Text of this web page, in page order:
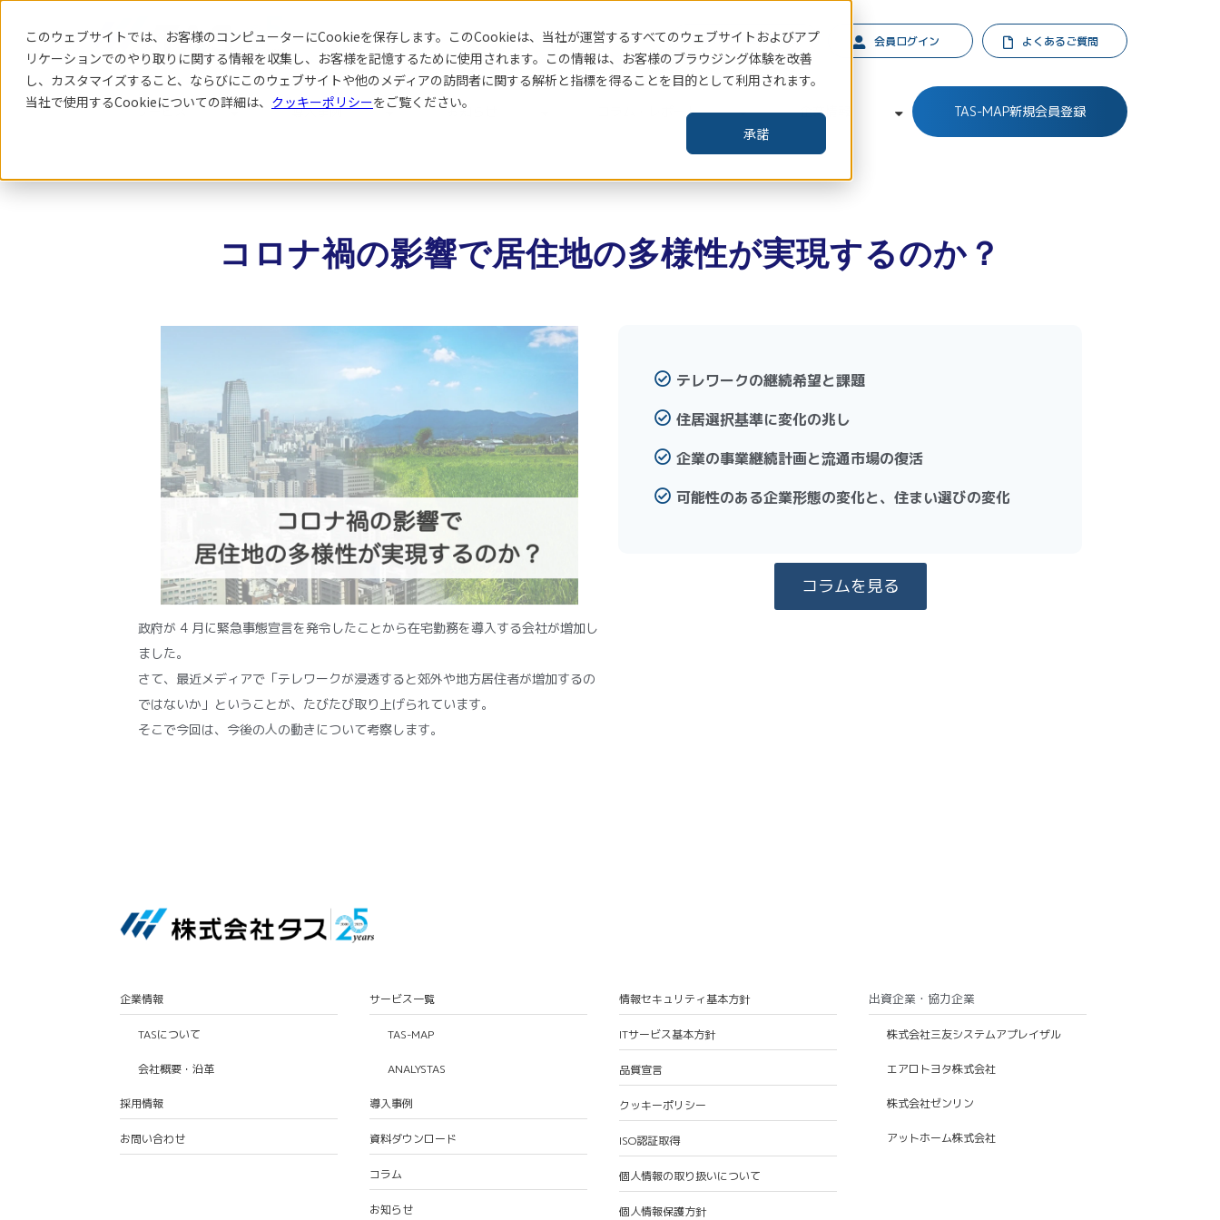
このウェブサイトでは、お客様のコンピューターにCookieを保存します。このCookieは、当社が運営するすべてのウェブサイトおよびアプ
リケーションでのやり取りに関する情報を収集し、お客様を記憶するために使用されます。この情報は、お客様のブラウジング体験を改善
し、カスタマイズすること、ならびにこのウェブサイトや他のメディアの訪問者に関する解析と指標を得ることを目的として利用されます。
当社で使用するCookieについての詳細は、 クッキーポリシーをご覧ください。
承諾
賃貸住宅指標はこちら 会員ログイン よくあるご質問
サービス 導入事例 お知らせ コラム・レポート 企業情報 TAS-MAP新規会員登録
コロナ禍の影響で居住地の多様性が実現するのか？
政府が 4 月に緊急事態宣言を発令したことから在宅勤務を導入する会社が増加し
ました。
さて、最近メディアで「テレワークが浸透すると郊外や地方居住者が増加するの
ではないか」ということが、たびたび取り上げられています。
そこで今回は、今後の人の動きについて考察します。
テレワークの継続希望と課題
住居選択基準に変化の兆し
企業の事業継続計画と流通市場の復活
可能性のある企業形態の変化と、住まい選びの変化
コラムを見る
企業情報
TASについて
会社概要・沿革
採用情報
お問い合わせ
サービス一覧
TAS-MAP
ANALYSTAS
導入事例
資料ダウンロード
コラム
お知らせ
情報セキュリティ基本方針
ITサービス基本方針
品質宣言
クッキーポリシー
ISO認証取得
個人情報の取り扱いについて
個人情報保護方針
出資企業・協力企業
株式会社三友システムアプレイザル
エアロトヨタ株式会社
株式会社ゼンリン
アットホーム株式会社